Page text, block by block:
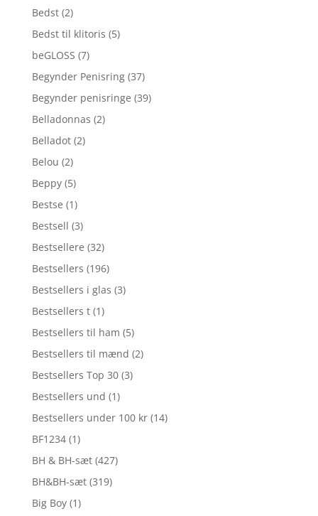
Bedst (2)
Bedst til klitoris (5)
beGLOSS (7)
Begynder Penisring (37)
Begynder penisringe (39)
Belladonnas (2)
Belladot (2)
Belou (2)
Beppy (5)
Bestse (1)
Bestsell (3)
Bestsellere (32)
Bestsellers (196)
Bestsellers i glas (3)
Bestsellers t (1)
Bestsellers til ham (5)
Bestsellers til mænd (2)
Bestsellers Top 30 (3)
Bestsellers und (1)
Bestsellers under 100 kr (14)
BF1234 (1)
BH & BH-sæt (427)
BH&BH-sæt (319)
Big Boy (1)